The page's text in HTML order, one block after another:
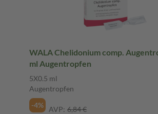
WALA Chelidonium comp.
ml Augentropfen
5X0.5 ml
Augentropfen
-4%
AVP: 6,84 €